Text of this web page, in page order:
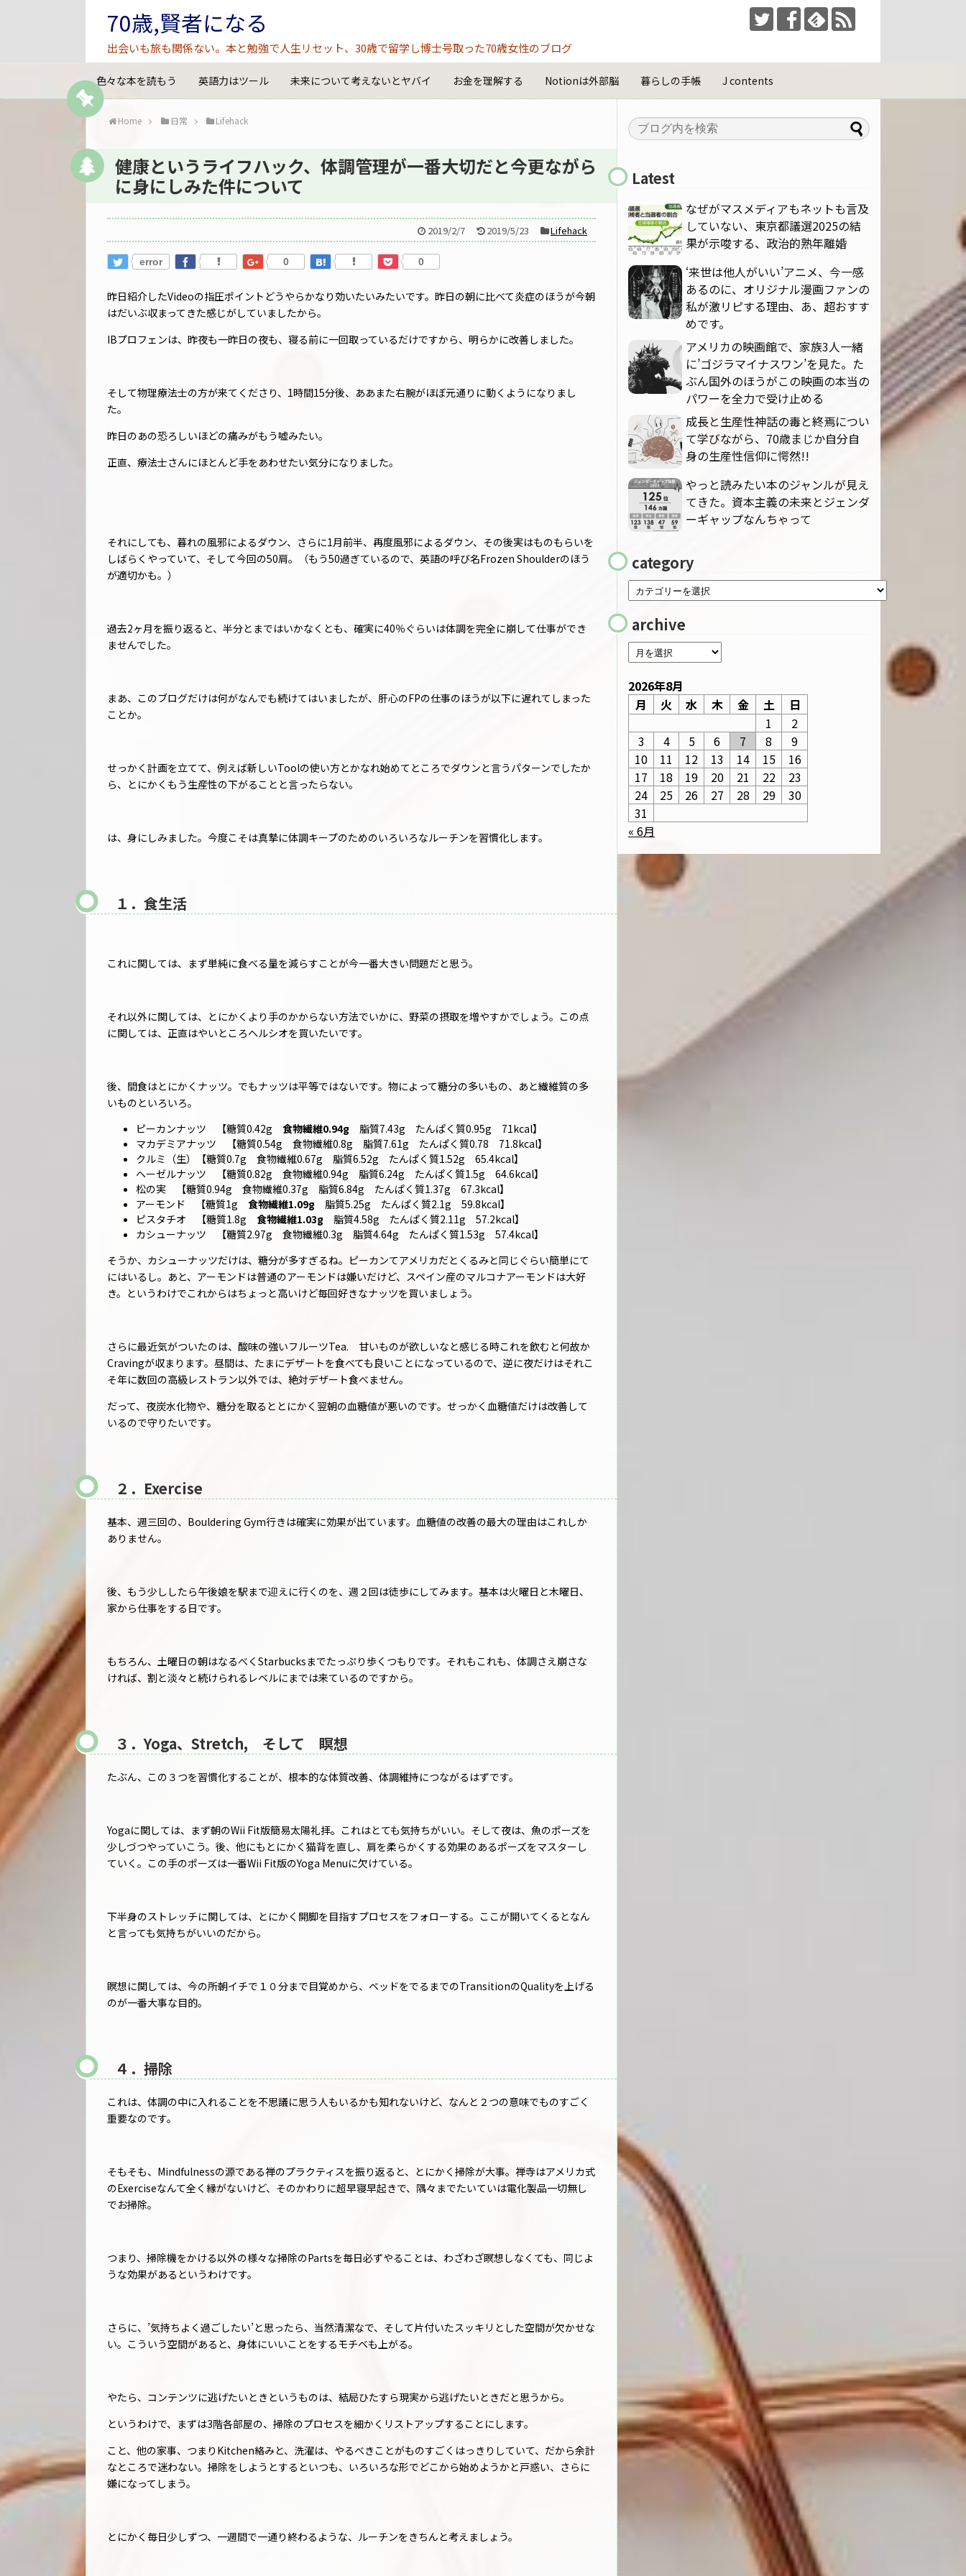
70歳,賢者になる
出会いも旅も関係ない。本と勉強で人生リセット、30歳で留学し博士号取った70歳女性のブログ
色々な本を読もう 英語力はツール 未来について考えないとヤバイ お金を理解する Notionは外部脳 暮らしの手帳 J contents
Home 日常 Lifehack
健康というライフハック、体調管理が一番大切だと今更ながら
に身にしみた件について
2019/2/7 2019/5/23 Lifehack
error 0 0
昨日紹介したVideoの指圧ポイントどうやらかなり効いたいみたいです。昨日の朝に比べて炎症のほうが今朝
はだいぶ収まってきた感じがしていましたから。
IBプロフェンは、昨夜も一昨日の夜も、寝る前に一回取っているだけですから、明らかに改善しました。
そして物理療法士の方が来てくださり、1時間15分後、ああまた右腕がほぼ元通りに動くようになりまし
た。
昨日のあの恐ろしいほどの痛みがもう嘘みたい。
正直、療法士さんにほとんど手をあわせたい気分になりました。
それにしても、暮れの風邪によるダウン、さらに1月前半、再度風邪によるダウン、その後実はものもらいを
しばらくやっていて、そして今回の50肩。（もう50過ぎているので、英語の呼び名Frozen Shoulderのほう
が適切かも。）
過去2ヶ月を振り返ると、半分とまではいかなくとも、確実に40％ぐらいは体調を完全に崩して仕事ができ
ませんでした。
まあ、このブログだけは何がなんでも続けてはいましたが、肝心のFPの仕事のほうが以下に遅れてしまった
ことか。
せっかく計画を立てて、例えば新しいToolの使い方とかなれ始めてところでダウンと言うパターンでしたか
ら、とにかくもう生産性の下がることと言ったらない。
は、身にしみました。今度こそは真摯に体調キープのためのいろいろなルーチンを習慣化します。
１．食生活
これに関しては、まず単純に食べる量を減らすことが今一番大きい問題だと思う。
それ以外に関しては、とにかくより手のかからない方法でいかに、野菜の摂取を増やすかでしょう。この点
に関しては、正直はやいところヘルシオを買いたいです。
後、間食はとにかくナッツ。でもナッツは平等ではないです。物によって糖分の多いもの、あと繊維質の多
いものといろいろ。
ピーカンナッツ 【糖質0.42g 食物繊維0.94g 脂質7.43g たんぱく質0.95g 71kcal】
マカデミアナッツ 【糖質0.54g 食物繊維0.8g 脂質7.61g たんぱく質0.78 71.8kcal】
クルミ（生）【糖質0.7g 食物繊維0.67g 脂質6.52g たんぱく質1.52g 65.4kcal】
ヘーゼルナッツ 【糖質0.82g 食物繊維0.94g 脂質6.24g たんぱく質1.5g 64.6kcal】
松の実 【糖質0.94g 食物繊維0.37g 脂質6.84g たんぱく質1.37g 67.3kcal】
アーモンド 【糖質1g 食物繊維1.09g 脂質5.25g たんぱく質2.1g 59.8kcal】
ピスタチオ 【糖質1.8g 食物繊維1.03g 脂質4.58g たんぱく質2.11g 57.2kcal】
カシューナッツ 【糖質2.97g 食物繊維0.3g 脂質4.64g たんぱく質1.53g 57.4kcal】
そうか、カシューナッツだけは、糖分が多すぎるね。ピーカンてアメリカだとくるみと同じぐらい簡単にて
にはいるし。あと、アーモンドは普通のアーモンドは嫌いだけど、スペイン産のマルコナアーモンドは大好
き。というわけでこれからはちょっと高いけど毎回好きなナッツを買いましょう。
さらに最近気がついたのは、酸味の強いフルーツTea. 甘いものが欲しいなと感じる時これを飲むと何故か
Cravingが収まります。昼間は、たまにデザートを食べても良いことになっているので、逆に夜だけはそれこ
そ年に数回の高級レストラン以外では、絶対デザート食べません。
だって、夜炭水化物や、糖分を取るととにかく翌朝の血糖値が悪いのです。せっかく血糖値だけは改善して
いるので守りたいです。
２．Exercise
基本、週三回の、Bouldering Gym行きは確実に効果が出ています。血糖値の改善の最大の理由はこれしか
ありません。
後、もう少ししたら午後娘を駅まで迎えに行くのを、週２回は徒歩にしてみます。基本は火曜日と木曜日、
家から仕事をする日です。
もちろん、土曜日の朝はなるべくStarbucksまでたっぷり歩くつもりです。それもこれも、体調さえ崩さな
ければ、割と淡々と続けられるレベルにまでは来ているのですから。
３．Yoga、Stretch, そして 瞑想
たぶん、この３つを習慣化することが、根本的な体質改善、体調維持につながるはずです。
Yogaに関しては、まず朝のWii Fit版簡易太陽礼拝。これはとても気持ちがいい。そして夜は、魚のポーズを
少しづつやっていこう。後、他にもとにかく猫背を直し、肩を柔らかくする効果のあるポーズをマスターし
ていく。この手のポーズは一番Wii Fit版のYoga Menuに欠けている。
下半身のストレッチに関しては、とにかく開脚を目指すプロセスをフォローする。ここが開いてくるとなん
と言っても気持ちがいいのだから。
瞑想に関しては、今の所朝イチで１０分まで目覚めから、ベッドをでるまでのTransitionのQualityを上げる
のが一番大事な目的。
４．掃除
これは、体調の中に入れることを不思議に思う人もいるかも知れないけど、なんと２つの意味でものすごく
重要なのです。
そもそも、Mindfulnessの源である禅のプラクティスを振り返ると、とにかく掃除が大事。禅寺はアメリカ式
のExerciseなんて全く縁がないけど、そのかわりに超早寝早起きで、隅々までたいていは電化製品一切無し
でお掃除。
つまり、掃除機をかける以外の様々な掃除のPartsを毎日必ずやることは、わざわざ瞑想しなくても、同じよ
うな効果があるというわけです。
さらに、’気持ちよく過ごしたい’と思ったら、当然清潔なで、そして片付いたスッキリとした空間が欠かせな
い。こういう空間があると、身体にいいことをするモチベも上がる。
やたら、コンテンツに逃げたいときというものは、結局ひたすら現実から逃げたいときだと思うから。
というわけで、まずは3階各部屋の、掃除のプロセスを細かくリストアップすることにします。
こと、他の家事、つまりKitchen絡みと、洗濯は、やるべきことがものすごくはっきりしていて、だから余計
なところで迷わない。掃除をしようとするといつも、いろいろな形でどこから始めようかと戸惑い、さらに
嫌になってしまう。
とにかく毎日少しずつ、一週間で一通り終わるような、ルーチンをきちんと考えましょう。
Latest
なぜがマスメディアもネットも言及
していない、東京都議選2025の結
果が示唆する、政治的熟年離婚
‘来世は他人がいい’アニメ、今一感
あるのに、オリジナル漫画ファンの
私が激リピする理由、あ、超おすす
めです。
アメリカの映画館で、家族3人一緒
に’ゴジラマイナスワン’を見た。た
ぶん国外のほうがこの映画の本当の
パワーを全力で受け止める
成長と生産性神話の毒と終焉につい
て学びながら、70歳まじか自分自
身の生産性信仰に愕然!!
やっと読みたい本のジャンルが見え
てきた。資本主義の未来とジェンダ
ーギャップなんちゃって
category
archive
2026年8月
月
火 水 木 金 土
日
1
2
3
4 5 6 7 8
9
10
11 12 13 14 15
16
17
18 19 20 21 22
23
24
25 26 27 28 29
30
31
« 6月